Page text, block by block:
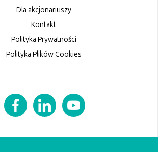
Dla akcjonariuszy
Kontakt
Polityka Prywatności
Polityka Plików Cookies